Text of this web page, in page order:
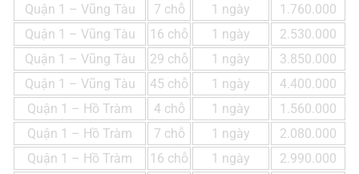
Quận 1 – Vũng Tàu
7 chỗ 1 ngày
1.760.000
Quận 1 – Vũng Tàu
16 chỗ 1 ngày
2.530.000
Quận 1 – Vũng Tàu
29 chỗ 1 ngày
3.850.000
Quận 1 – Vũng Tàu
45 chỗ 1 ngày
4.400.000
Quận 1 – Hồ Tràm
4 chỗ 1 ngày
1.560.000
Quận 1 – Hồ Tràm
7 chỗ 1 ngày
2.080.000
Quận 1 – Hồ Tràm
16 chỗ 1 ngày
2.990.000